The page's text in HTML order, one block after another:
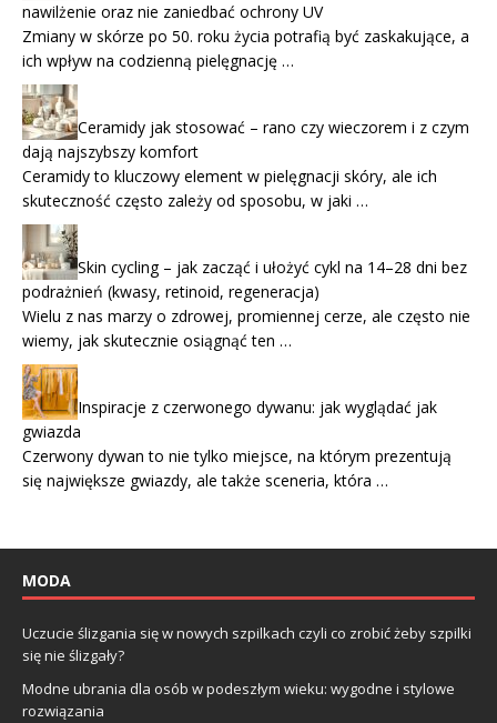
nawilżenie oraz nie zaniedbać ochrony UV
Zmiany w skórze po 50. roku życia potrafią być zaskakujące, a
ich wpływ na codzienną pielęgnację …
Ceramidy jak stosować – rano czy wieczorem i z czym
dają najszybszy komfort
Ceramidy to kluczowy element w pielęgnacji skóry, ale ich
skuteczność często zależy od sposobu, w jaki …
Skin cycling – jak zacząć i ułożyć cykl na 14–28 dni bez
podrażnień (kwasy, retinoid, regeneracja)
Wielu z nas marzy o zdrowej, promiennej cerze, ale często nie
wiemy, jak skutecznie osiągnąć ten …
Inspiracje z czerwonego dywanu: jak wyglądać jak
gwiazda
Czerwony dywan to nie tylko miejsce, na którym prezentują
się największe gwiazdy, ale także sceneria, która …
MODA
Uczucie ślizgania się w nowych szpilkach czyli co zrobić żeby szpilki
się nie ślizgały?
Modne ubrania dla osób w podeszłym wieku: wygodne i stylowe
rozwiązania